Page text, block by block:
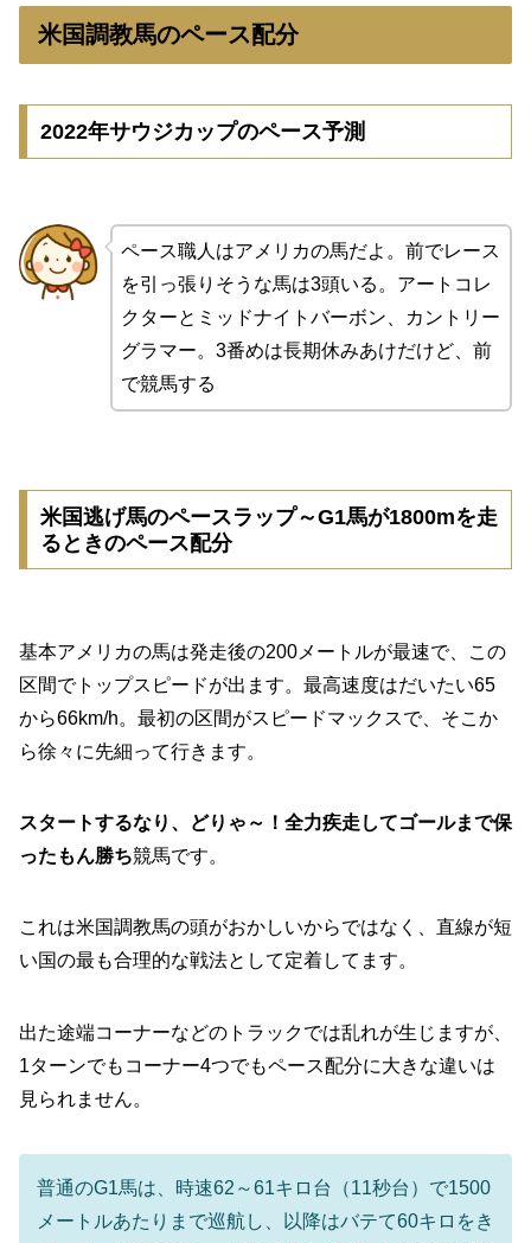
米国調教馬のペース配分
2022年サウジカップのペース予測
ペース職人はアメリカの馬だよ。前でレース
を引っ張りそうな馬は3頭いる。アートコレ
クターとミッドナイトバーボン、カントリー
グラマー。3番めは長期休みあけだけど、前
で競馬する
米国逃げ馬のペースラップ～G1馬が1800mを走
るときのペース配分
基本アメリカの馬は発走後の200メートルが最速で、この
区間でトップスピードが出ます。最高速度はだいたい65
から66km/h。最初の区間がスピードマックスで、そこか
ら徐々に先細って行きます。
スタートするなり、どりゃ～！全力疾走してゴールまで保
ったもん勝ち競馬です。
これは米国調教馬の頭がおかしいからではなく、直線が短
い国の最も合理的な戦法として定着してます。
出た途端コーナーなどのトラックでは乱れが生じますが、
1ターンでもコーナー4つでもペース配分に大きな違いは
見られません。
普通のG1馬は、時速62～61キロ台（11秒台）で1500
メートルあたりまで巡航し、以降はバテて60キロをき